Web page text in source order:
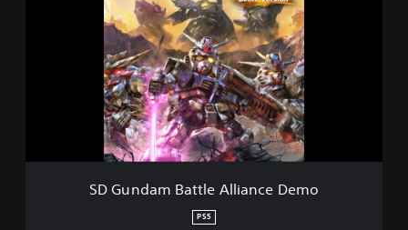
t
SD Gundam Battle Alliance Demo
PS5